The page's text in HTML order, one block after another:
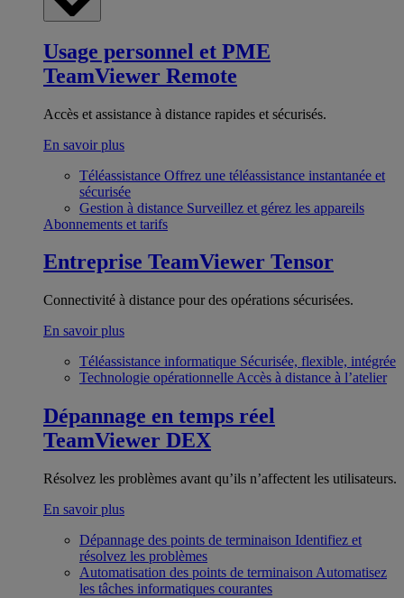
Usage personnel et PME
TeamViewer Remote
Accès et assistance à distance rapides et sécurisés.
En savoir plus
Téléassistance Offrez une téléassistance instantanée et
sécurisée
Gestion à distance Surveillez et gérez les appareils
Abonnements et tarifs
Entreprise TeamViewer Tensor
Connectivité à distance pour des opérations sécurisées.
En savoir plus
Téléassistance informatique Sécurisée, flexible, intégrée
Technologie opérationnelle Accès à distance à l’atelier
Dépannage en temps réel
TeamViewer DEX
Résolvez les problèmes avant qu’ils n’affectent les utilisateurs.
En savoir plus
Dépannage des points de terminaison Identifiez et
résolvez les problèmes
Automatisation des points de terminaison Automatisez
les tâches informatiques courantes